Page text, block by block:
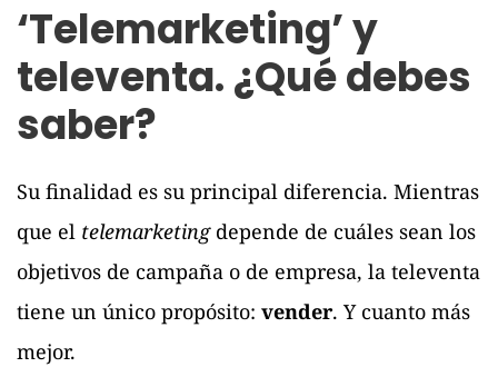
‘Telemarketing’ y
televenta. ¿Qué debes
saber?
Su finalidad es su principal diferencia. Mientras
que el telemarketing depende de cuáles sean los
objetivos de campaña o de empresa, la televenta
tiene un único propósito: vender. Y cuanto más
mejor.